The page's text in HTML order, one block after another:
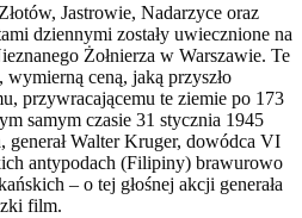
Jastrowie, Nadarzyce oraz
dziennymi zostały uwiecznione na
Żołnierza w Warszawie. Te
ceną, jaką przyszło
przywracającemu te ziemie po 173
samym czasie 31 stycznia 1945
generał Walter Kruger, dowódca VI
antypodach (Filipiny) brawurowo
– o tej głośnej akcji generała
film.